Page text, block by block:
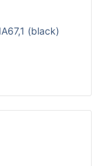
(black)